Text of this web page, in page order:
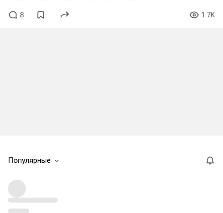
8 1.7K
Популярные